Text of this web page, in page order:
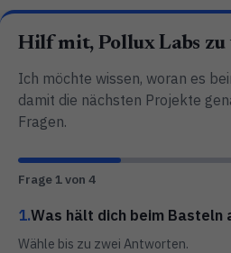
Hilf mit, Pollux Labs zu
Ich möchte wissen, woran es
damit die nächsten Projekte
Fragen.
Frage 1 von 4
1.Was hält dich beim Basteln
Wähle bis zu zwei Antworten.